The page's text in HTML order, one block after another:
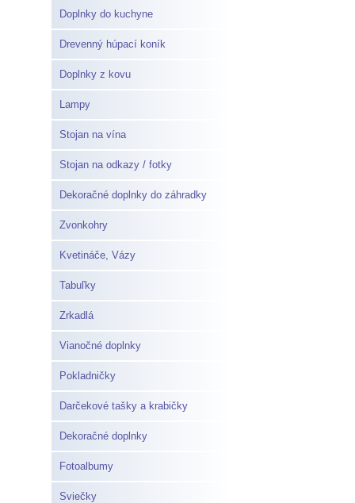
Doplnky do kuchyne
Drevenný húpací koník
Doplnky z kovu
Lampy
Stojan na vína
Stojan na odkazy / fotky
Dekoračné doplnky do záhradky
Zvonkohry
Kvetináče, Vázy
Tabuľky
Zrkadlá
Vianočné doplnky
Pokladničky
Darčekové tašky a krabičky
Dekoračné doplnky
Fotoalbumy
Sviečky